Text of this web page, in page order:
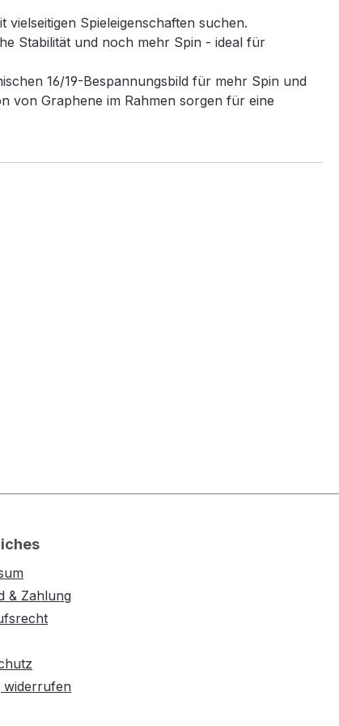
Spieleigenschaften suchen.
Stabilität und noch mehr Spin - ideal für
16/19-Bespannungsbild für mehr Spin und
von Graphene im Rahmen sorgen für eine
& Zahlung
widerrufen